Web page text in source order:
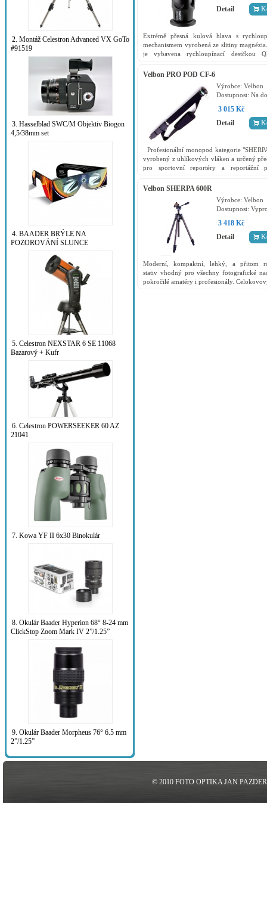
2. Montáž Celestron Advanced VX GoTo
#91519
3. Hasselblad SWC/M Objektiv Biogon
4,5/38mm set
4. BAADER BRÝLE NA
POZOROVÁNÍ SLUNCE
5. Celestron NEXSTAR 6 SE 11068
Bazarový + Kufr
6. Celestron POWERSEEKER 60 AZ
21041
7. Kowa YF II 6x30 Binokulár
8. Okulár Baader Hyperion 68° 8-24 mm
ClickStop Zoom Mark IV 2”/1.25”
9. Okulár Baader Morpheus 76° 6.5 mm
2”/1.25”
Detail
Extrémě přesná kulová hlava s
mechanismem vyrobená ze slitiny
je vybavena rychloupínací destčkou
Velbon PRO POD CF-6
Výrobce: Velbon
Dostupnost: Na
3 015 Kč
Detail
Profesionální monopod kategorie
vyrobený z uhlíkových vláken a určený
pro sportovní reportéry a reportážní
Monopody...
Velbon SHERPA 600R
Výrobce: Velbon
Dostupnost:
3 418 Kč
Detail
Moderní, kompaktní, lehký, a přitom
stativ vhodný pro všechny fotografické
pokročilé amatéry i profesionály.
© 2010 FOTO OPTIKA JAN